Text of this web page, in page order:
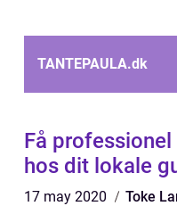
TANTEPAULA.dk
Få
hos dit lokale
17 may 2020 Toke